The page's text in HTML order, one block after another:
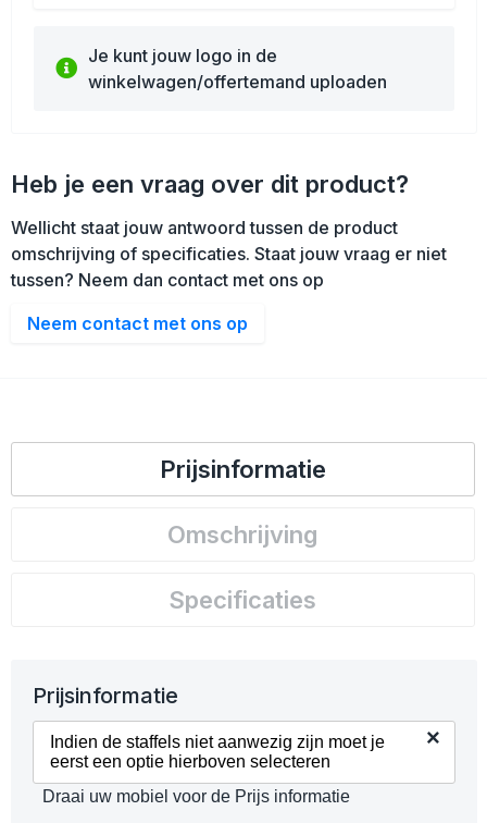
Je kunt jouw logo in de
winkelwagen/offertemand uploaden
Heb je een vraag over dit product?
Wellicht staat jouw antwoord tussen de product
omschrijving of specificaties. Staat jouw vraag er niet
tussen? Neem dan contact met ons op
Neem contact met ons op
Prijsinformatie
Omschrijving
Specificaties
Prijsinformatie
Indien de staffels niet aanwezig zijn moet je
eerst een optie hierboven selecteren
×
Draai uw mobiel voor de Prijs informatie